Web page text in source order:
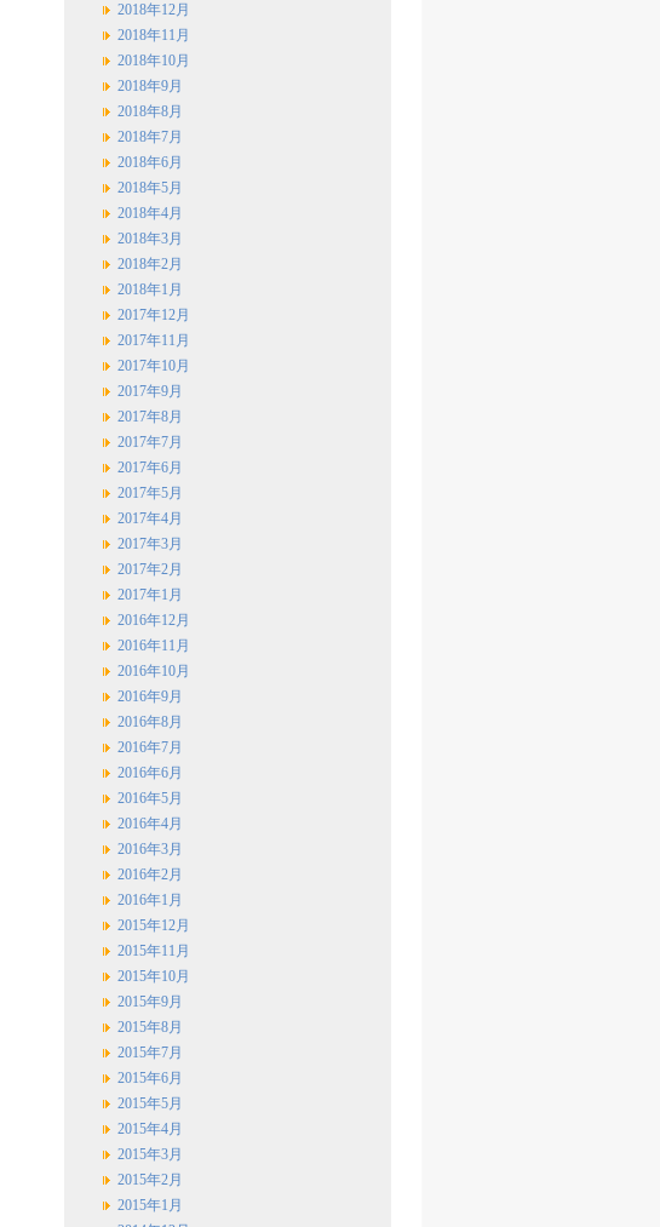
2018年12月
2018年11月
2018年10月
2018年9月
2018年8月
2018年7月
2018年6月
2018年5月
2018年4月
2018年3月
2018年2月
2018年1月
2017年12月
2017年11月
2017年10月
2017年9月
2017年8月
2017年7月
2017年6月
2017年5月
2017年4月
2017年3月
2017年2月
2017年1月
2016年12月
2016年11月
2016年10月
2016年9月
2016年8月
2016年7月
2016年6月
2016年5月
2016年4月
2016年3月
2016年2月
2016年1月
2015年12月
2015年11月
2015年10月
2015年9月
2015年8月
2015年7月
2015年6月
2015年5月
2015年4月
2015年3月
2015年2月
2015年1月